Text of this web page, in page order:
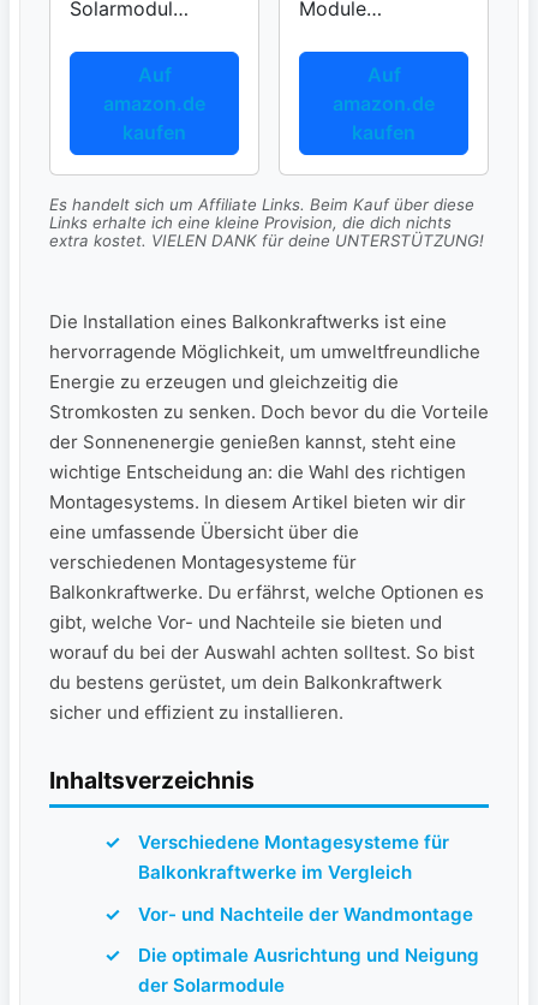
Solarmodul
Auf
amazon.de
kaufen
Module
Auf
amazon.de
kaufen
Es handelt sich um Affiliate Links. Beim Kauf über diese
Links erhalte ich eine kleine Provision, die dich nichts
extra kostet. VIELEN DANK für deine UNTERSTÜTZUNG!
Die Installation eines Balkonkraftwerks ist eine
hervorragende Möglichkeit, um umweltfreundliche
Energie‍ zu​ erzeugen und⁤ gleichzeitig‌ die
Stromkosten zu senken. Doch⁢ bevor du​ die Vorteile⁣
der Sonnenenergie genießen‌ kannst, steht eine‍
wichtige Entscheidung an: ‍die⁢ Wahl des richtigen⁣
Montagesystems. In ​diesem Artikel bieten wir dir
eine umfassende Übersicht über​ die
verschiedenen Montagesysteme für
⁤Balkonkraftwerke. Du erfährst,⁤ welche Optionen es
gibt, welche Vor-‍ und ‌Nachteile sie bieten und
worauf ⁢du ⁢bei der Auswahl⁢ achten solltest. So bist
‌du bestens gerüstet, um dein Balkonkraftwerk ​
sicher und effizient zu ​installieren.
Inhaltsverzeichnis
Verschiedene⁣ Montagesysteme für⁣
Balkonkraftwerke im ‍Vergleich
Vor- und Nachteile der Wandmontage
Die optimale Ausrichtung und Neigung
der Solarmodule